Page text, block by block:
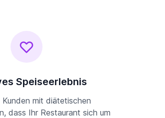
Speiseerlebnis
Kunden mit diätetischen
dass Ihr Restaurant sich um